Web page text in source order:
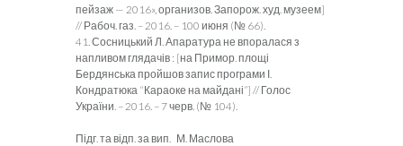
пейзаж — 2016», организов. Запорож. худ. музеем]
// Рабоч. газ. – 2016. – 100 июня (№ 66).
41. Сосницький Л. Апаратура не впоралася з
напливом глядачів : [на Примор. площі
Бердянська пройшов запис програми І.
Кондратюка “Караоке на майдані”] // Голос
України. – 2016. – 7 черв. (№ 104).
Підг. та відп. за вип. М. Маслова